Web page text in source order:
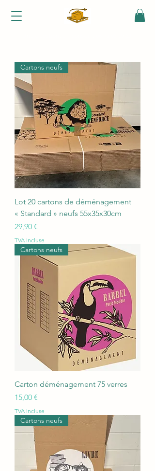
Cartons neufs
Lot 20 cartons de déménagement
« Standard » neufs 55x35x30cm
Prix
29,90 €
TVA Incluse
Cartons neufs
Carton déménagement 75 verres
Prix
15,00 €
TVA Incluse
Cartons neufs